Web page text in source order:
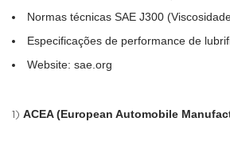
Normas técnicas SAE J300
Especificações de performance de
Website: sae.org
ACEA (European Automobile